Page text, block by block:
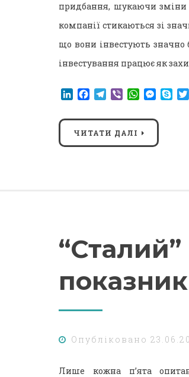
придбання, шукаючи зміни
компанії стикаються зі
що вони інвестують
інвестування працює як
LinkedIn
Facebook
Telegram
ViberWhatsApp
ЧИТАТИ ДАЛІ
Опубліковано
Лише кожна п’ята